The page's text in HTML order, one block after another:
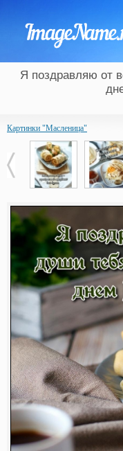
Я поздравляю от
Картинки "Масленица"